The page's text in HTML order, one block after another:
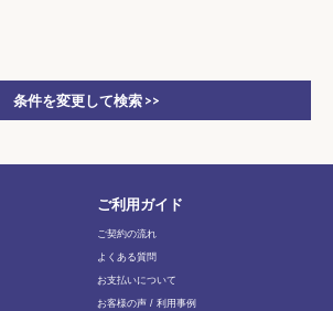
条件を変更して検索 >>
ご利用ガイド
ご契約の流れ
よくある質問
お支払いについて
お客様の声 / 利用事例